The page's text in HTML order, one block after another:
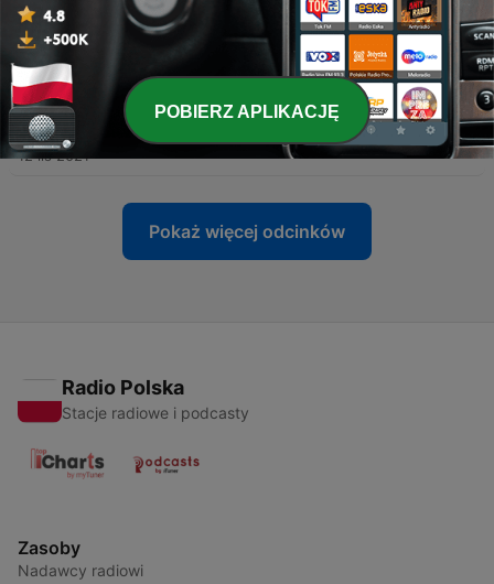
10 gru 2021
-
26 lis 2021
270 - Samfundsord: Sundhed
12 lis 2021
Pokaż więcej odcinków
Radio Polska
Stacje radiowe i podcasty
Zasoby
Nadawcy radiowi
POBIERZ APLIKACJĘ